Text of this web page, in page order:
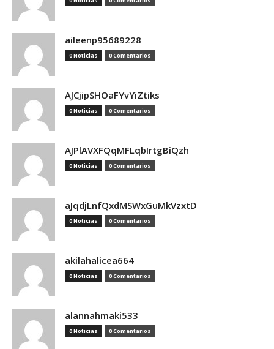
aileenp95689228
0 Noticias 0 Comentarios
AJCjipSHOaFYvYiZtiks
0 Noticias 0 Comentarios
AJPlAVXFQqMFLqbIrtgBiQzh
0 Noticias 0 Comentarios
aJqdjLnfQxdMSWxGuMkVzxtD
0 Noticias 0 Comentarios
akilahalicea664
0 Noticias 0 Comentarios
alannahmaki533
0 Noticias 0 Comentarios